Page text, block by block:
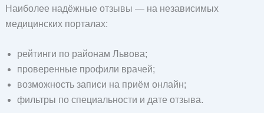
Наиболее надёжные отзывы — на независимых
медицинских порталах:
рейтинги по районам Львова;
проверенные профили врачей;
возможность записи на приём онлайн;
фильтры по специальности и дате отзыва.